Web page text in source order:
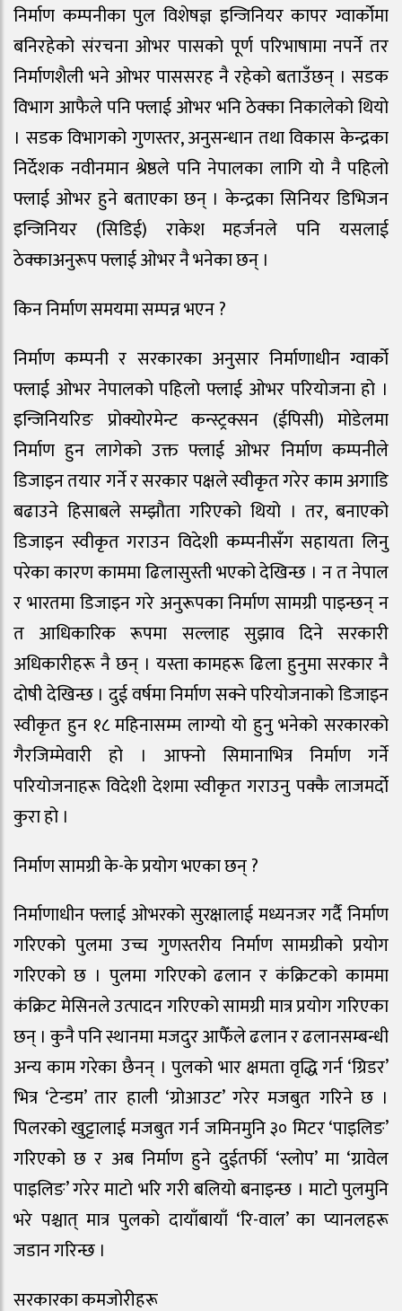
निर्माण कम्पनीका पुल विशेषज्ञ इन्जिनियर कापर ग्वार्कोमा
बनिरहेको संरचना ओभर पासको पूर्ण परिभाषामा नपर्ने तर
निर्माणशैली भने ओभर पाससरह नै रहेको बताउँछन् । सडक
विभाग आफैले पनि फ्लाई ओभर भनि ठेक्का निकालेको थियो
। सडक विभागको गुणस्तर, अनुसन्धान तथा विकास केन्द्रका
निर्देशक नवीनमान श्रेष्ठले पनि नेपालका लागि यो नै पहिलो
फ्लाई ओभर हुने बताएका छन् । केन्द्रका सिनियर डिभिजन
इन्जिनियर (सिडिई) राकेश महर्जनले पनि यसलाई
ठेक्काअनुरूप फ्लाई ओभर नै भनेका छन् ।
किन निर्माण समयमा सम्पन्न भएन ?
निर्माण कम्पनी र सरकारका अनुसार निर्माणाधीन ग्वार्को
फ्लाई ओभर नेपालको पहिलो फ्लाई ओभर परियोजना हो ।
इन्जिनियरिङ प्रोक्योरमेन्ट कन्स्ट्रक्सन (ईपिसी) मोडेलमा
निर्माण हुन लागेको उक्त फ्लाई ओभर निर्माण कम्पनीले
डिजाइन तयार गर्ने र सरकार पक्षले स्वीकृत गरेर काम अगाडि
बढाउने हिसाबले सम्झौता गरिएको थियो । तर, बनाएको
डिजाइन स्वीकृत गराउन विदेशी कम्पनीसँग सहायता लिनु
परेका कारण काममा ढिलासुस्ती भएको देखिन्छ । न त नेपाल
र भारतमा डिजाइन गरे अनुरूपका निर्माण सामग्री पाइन्छन् न
त आधिकारिक रूपमा सल्लाह सुझाव दिने सरकारी
अधिकारीहरू नै छन् । यस्ता कामहरू ढिला हुनुमा सरकार नै
दोषी देखिन्छ । दुई वर्षमा निर्माण सक्ने परियोजनाको डिजाइन
स्वीकृत हुन १८ महिनासम्म लाग्यो यो हुनु भनेको सरकारको
गैरजिम्मेवारी हो । आफ्नो सिमानाभित्र निर्माण गर्ने
परियोजनाहरू विदेशी देशमा स्वीकृत गराउनु पक्कै लाजमर्दो
कुरा हो ।
निर्माण सामग्री के-के प्रयोग भएका छन् ?
निर्माणाधीन फ्लाई ओभरको सुरक्षालाई मध्यनजर गर्दै निर्माण
गरिएको पुलमा उच्च गुणस्तरीय निर्माण सामग्रीको प्रयोग
गरिएको छ । पुलमा गरिएको ढलान र कंक्रिटको काममा
कंक्रिट मेसिनले उत्पादन गरिएको सामग्री मात्र प्रयोग गरिएका
छन् । कुनै पनि स्थानमा मजदुर आफैँले ढलान र ढलानसम्बन्धी
अन्य काम गरेका छैनन् । पुलको भार क्षमता वृद्धि गर्न ‘ग्रिडर’
भित्र ‘टेन्डम’ तार हाली ‘ग्रोआउट’ गरेर मजबुत गरिने छ ।
पिलरको खुट्टालाई मजबुत गर्न जमिनमुनि ३० मिटर ‘पाइलिङ’
गरिएको छ र अब निर्माण हुने दुईतर्फी ‘स्लोप’ मा ‘ग्रावेल
पाइलिङ’ गरेर माटो भरि गरी बलियो बनाइन्छ । माटो पुलमुनि
भरे पश्चात् मात्र पुलको दायाँबायाँ ‘रि-वाल’ का प्यानलहरू
जडान गरिन्छ ।
सरकारका कमजोरीहरू